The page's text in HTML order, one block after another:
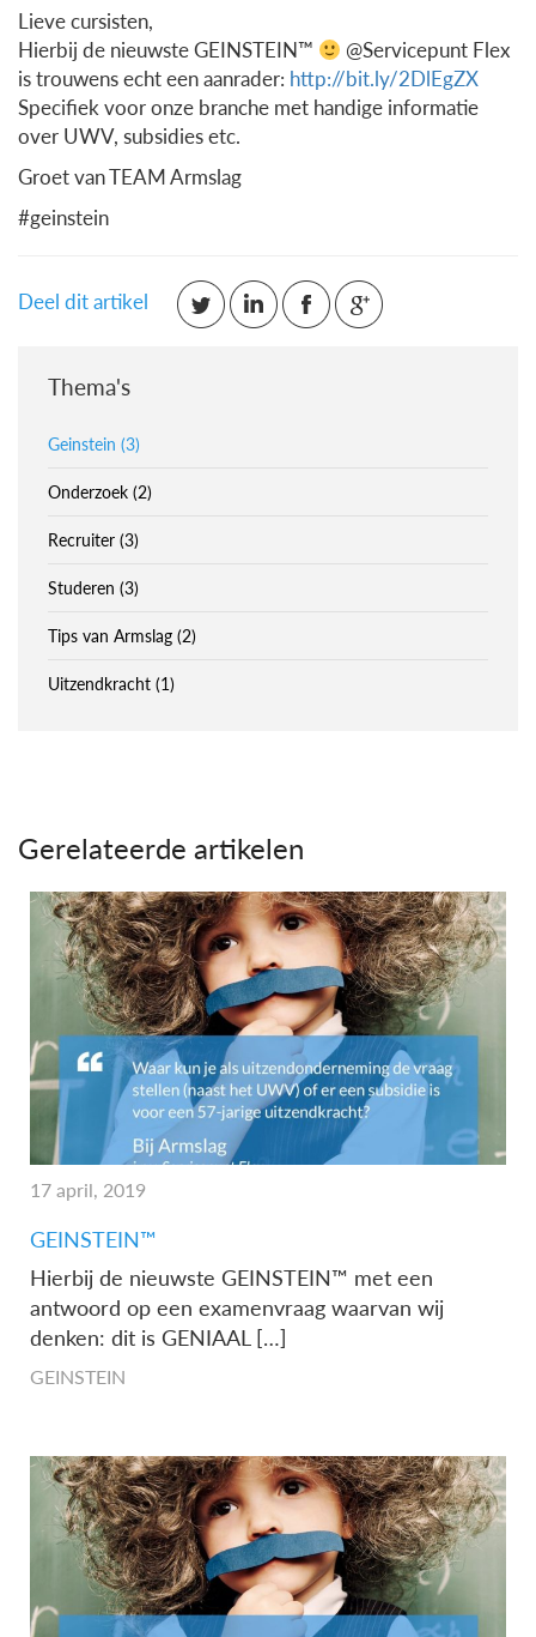
Lieve cursisten,
Hierbij de nieuwste GEINSTEIN™
@Servicepunt Flex
is trouwens echt een aanrader: http://bit.ly/2DlEgZX
Specifiek voor onze branche met handige informatie
over UWV, subsidies etc.
Groet van TEAM Armslag
#geinstein
Deel dit artikel
Thema's
Geinstein (3)
Onderzoek (2)
Recruiter (3)
Studeren (3)
Tips van Armslag (2)
Uitzendkracht (1)
Gerelateerde artikelen
17 april, 2019
GEINSTEIN™
Hierbij de nieuwste GEINSTEIN™ met een
antwoord op een examenvraag waarvan wij
denken: dit is GENIAAL […]
GEINSTEIN